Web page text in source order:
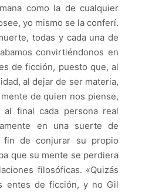
como la de cualquier
yo mismo se la conferí.
todas y cada una de
convirtiéndonos en
de ficción, puesto que, al
al dejar de ser materia,
de quien nos piense,
final cada persona real
en una suerte de
fin de conjurar su propio
que su mente se perdiera
filosóficas. «Quizás
entes de ficción, y no Gil